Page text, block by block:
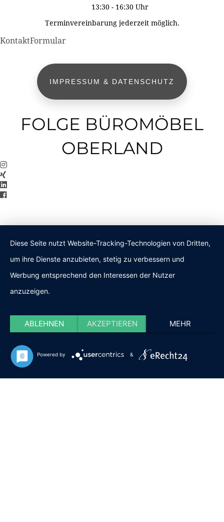
13:30 - 16:30 Uhr
Terminvereinbarung jederzeit möglich.
KontaktFormular
IMPRESSUM & DATENSCHUTZ
FOLGE BÜROMÖBEL
OBERLAND
Diese Seite nutzt Website-Tracking-Technologien von Dritten,
um ihre Dienste anzubieten, stetig zu verbessern und
Werbung entsprechend den Interessen der Nutzer
anzuzeigen.
ABLEHNEN AKZEPTIEREN MEHR
Powered by &